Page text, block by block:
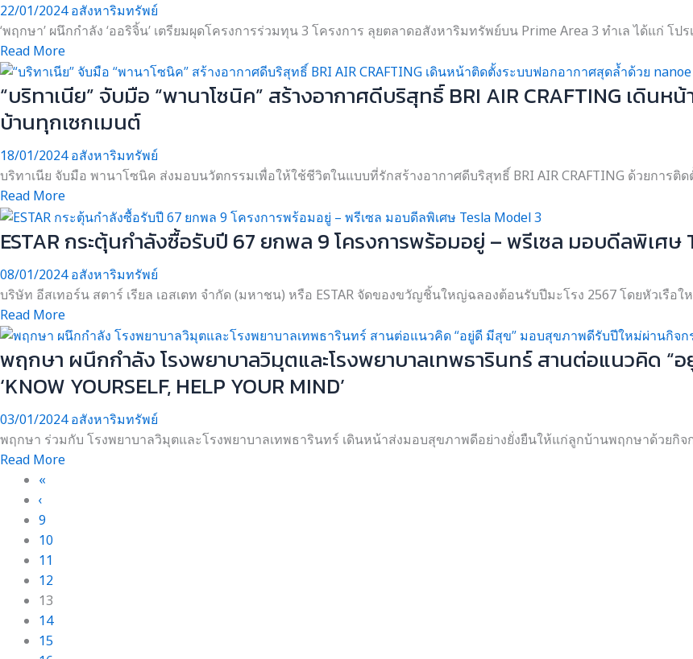
22/01/2024อสังหาริมทรัพย์
‘พฤกษา’ ผนึกกำลัง ‘ออริจิ้น’ เตรียมผุดโครงการร่วมทุน 3 โครงการ ลุยตลาดอสังหาริมทรัพย์บน Prime Area 3 ทำเล ได้แก่ โป
Read More
“บริทาเนีย” จับมือ “พานาโซนิค” สร้างอากาศดีบริสุทธิ์ BRI AIR CRAFTING เดิน
บ้านทุกเซกเมนต์
18/01/2024อสังหาริมทรัพย์
บริทาเนีย จับมือ พานาโซนิค ส่งมอบนวัตกรรมเพื่อให้ใช้ชีวิตในแบบที่รักสร้างอากาศดีบริสุทธิ์ BRI AIR CRAFTING ด้วยการติ
Read More
ESTAR กระตุ้นกำลังซื้อรับปี 67 ยกพล 9 โครงการพร้อมอยู่ – พรีเซล มอบดีลพิเศษ
08/01/2024อสังหาริมทรัพย์
บริษัท อีสเทอร์น สตาร์ เรียล เอสเตท จำกัด (มหาชน) หรือ ESTAR จัดของขวัญชิ้นใหญ่ฉลองต้อนรับปีมะโรง 2567 โดยหัวเรือ
Read More
พฤกษา ผนึกกำลัง โรงพยาบาลวิมุตและโรงพยาบาลเทพธารินทร์ สานต่อแนวคิด
‘KNOW YOURSELF, HELP YOUR MIND’
03/01/2024อสังหาริมทรัพย์
พฤกษา ร่วมกับ โรงพยาบาลวิมุตและโรงพยาบาลเทพธารินทร์ เดินหน้าส่งมอบสุขภาพดีอย่างยั่งยืนให้แก่ลูกบ้านพฤกษาด้วยกิจกรร
Read More
«
‹
9
10
11
12
13
14
15